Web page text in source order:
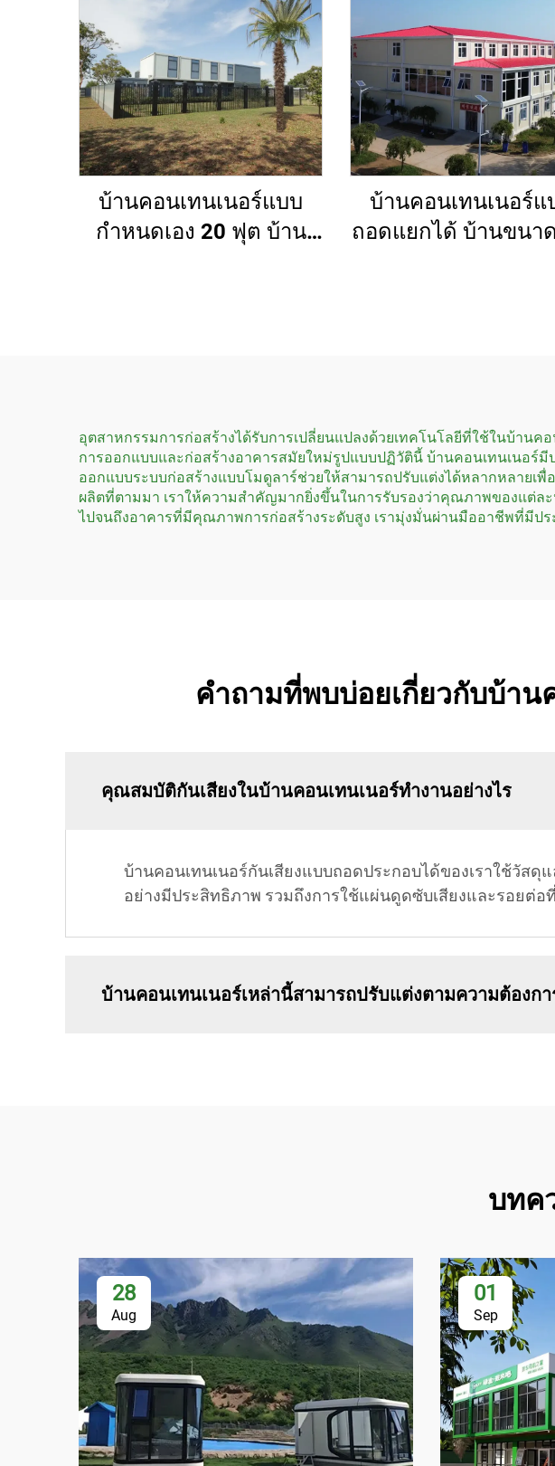
บ้านคอนเทนเนอร์แบบ
กำหนดเอง 20 ฟุต บ้าน
บ้านคอนเทนเนอร์แ
ถอดแยกได้ บ้านขนาด
อุตสาหกรรมการก่อสร้างได้รับการเปลี่ยนแปลงด้วยเทคโนโลยีที่ใช้ในบ้าน
การออกแบบและก่อสร้างอาคารสมัยใหม่รูปแบบปฏิวัตินี้ บ้านคอนเทนเนอร์มี
ออกแบบระบบก่อสร้างแบบโมดูลาร์ช่วยให้สามารถปรับแต่งได้หลากหลายเ
ผลิตที่ตามมา เราให้ความสำคัญมากยิ่งขึ้นในการรับรองว่าคุณภาพของแต่ล
ไปจนถึงอาคารที่มีคุณภาพการก่อสร้างระดับสูง เรามุ่งมั่นผ่านมืออาชีพที่มี
คำถามที่พบบ่อยเกี่ยวกับบ้าน
คุณสมบัติกันเสียงในบ้านคอนเทนเนอร์ทำงานอย่างไร
บ้านคอนเทนเนอร์กันเสียงแบบถอดประกอบได้ของเราใช้วัส
อย่างมีประสิทธิภาพ รวมถึงการใช้แผ่นดูดซับเสียงและรอยต่
บ้านคอนเทนเนอร์เหล่านี้สามารถปรับแต่งตามความต้องก
บทค
28
Aug
01
Sep